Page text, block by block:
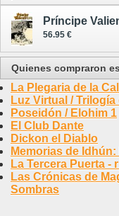
Príncipe
56.95 €
Quienes compraron
La Plegaria de la
Luz Virtual /
Poseidón / Elohim 1
El Club Dante
Dickon el Diablo
Memorias de
La Tercera Puerta -
Las Crónicas de
Sombras